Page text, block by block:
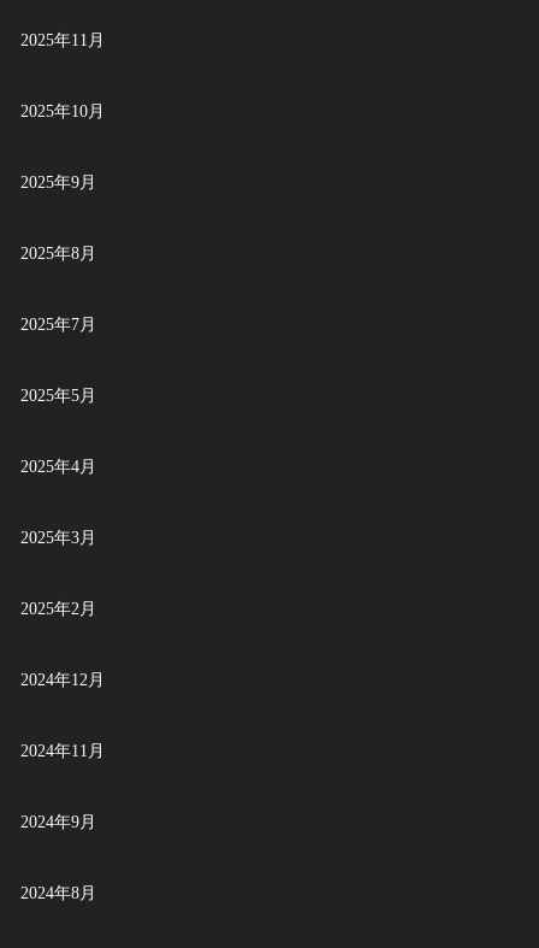
2025年11月
2025年10月
2025年9月
2025年8月
2025年7月
2025年5月
2025年4月
2025年3月
2025年2月
2024年12月
2024年11月
2024年9月
2024年8月